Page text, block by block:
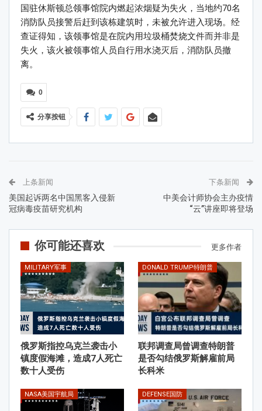
国驻休斯顿总领事馆院内燃起浓烟疑为失火，当地约70名
消防队员接警后赶到该栋建筑时，未被允许进入现场。经
查证得知，该领事馆是在院内用垃圾桶焚烧文件而并非是
失火，该火被领事馆人员自行用水浇灭后，消防队员撤
离。
0
分享按钮
上条新闻
美国起诉两名中国黑客入侵新
冠病毒疫苗研究机构
下条新闻
中美会计师协会主办疫情
“云”讲座即将登场
你可能还喜欢 更多作者
MILITARY军事
俄罗斯指控乌克兰袭击小
镇度假海滩，造成7人死亡
数十人受伤
DONALD TRUMP特朗普
联邦调查局曾调查特朗普
是否勾结俄罗斯解雇前局
长科米
NASA美国宇航局 DEFENSE国防